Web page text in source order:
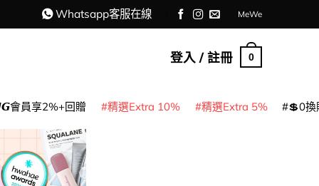
Whatsapp客服在線 MeWe
登入 / 註冊 0
員享2%+回贈 精選Extra 10% 精選Extra 5% 💲0換